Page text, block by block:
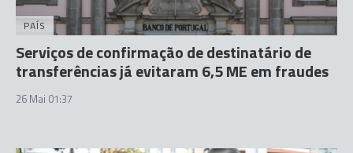
PAÍS
Serviços de confirmação de destinatário de
transferências já evitaram 6,5 ME em fraudes
26 Mai 01:37